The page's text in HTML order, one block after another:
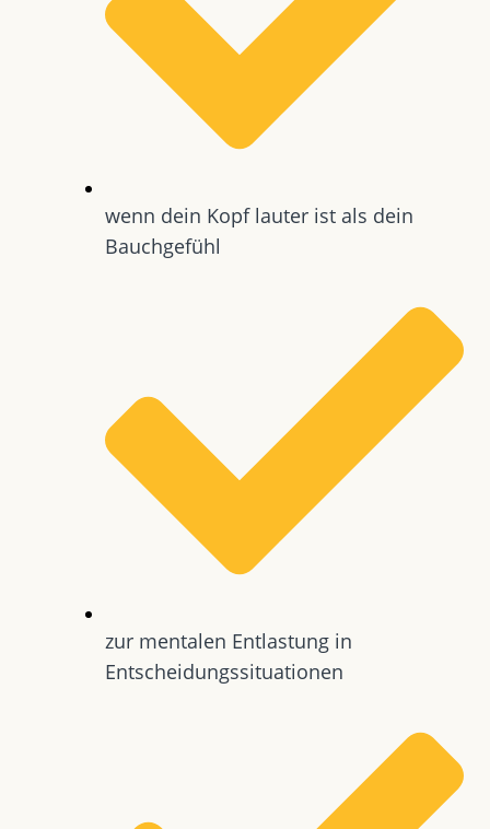
wenn dein Kopf lauter ist als dein
Bauchgefühl
zur mentalen Entlastung in
Entscheidungssituationen